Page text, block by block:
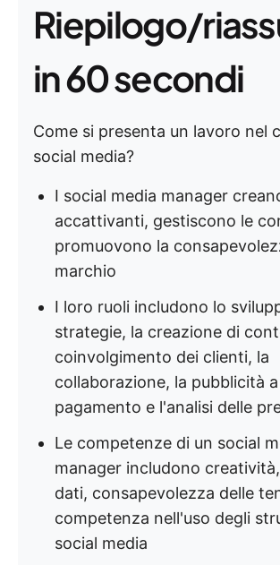
Riepilogo/
in 60 secondi
Come si presenta un lavoro nel
social media?
I social media manager
accattivanti, gestiscono le
promuovono la
marchio
I loro ruoli includono lo
strategie, la creazione di
coinvolgimento dei clienti, la
collaborazione, la pubblicità a
pagamento e l'analisi delle
Le competenze di un social
manager includono
dati, consapevolezza delle
competenza nell'uso degli
social media